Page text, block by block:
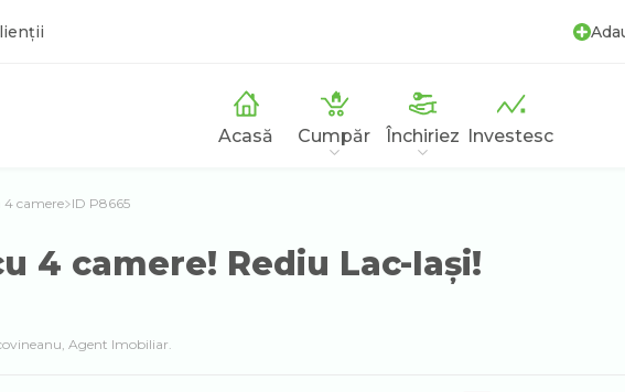
Acasă Cumpăr Închiriez Investesc
4 camere ID P8665
4 camere! Rediu Lac-Iași!
Agent Imobiliar.